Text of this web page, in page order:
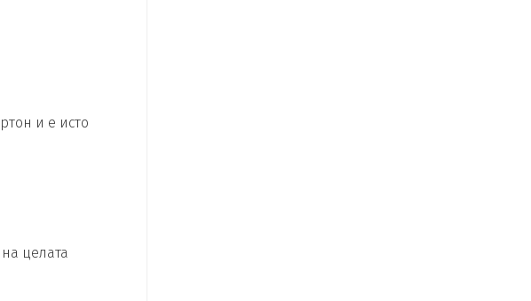
и е исто
целата